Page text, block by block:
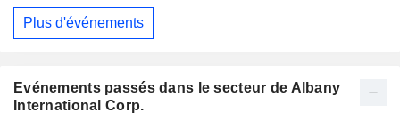
Plus d'événements
Evénements passés dans le secteur de Albany
International Corp.